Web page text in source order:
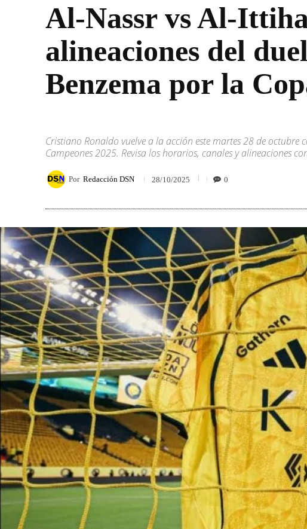
Al-Nassr vs Al-
alineaciones del
Benzema por la
Cristiano Ronaldo vuelve a la acción este martes 28 de
Campeones 2025. Revisa los horarios, canales y alineaciones
Por Redacción DSN 28/10/2025 0